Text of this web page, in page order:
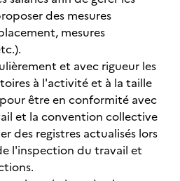
des mesures
mesures
et avec rigueur les
à l'activité et à la taille
être en conformité avec
et la convention collective
des registres actualisés lors
l'inspection du travail et